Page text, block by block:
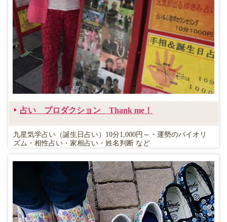
占い プロダクション Thank me！
九星気学占い（誕生日占い）10分1,000円～・運勢のバイオリ
ズム・相性占い・家相占い・姓名判断 など